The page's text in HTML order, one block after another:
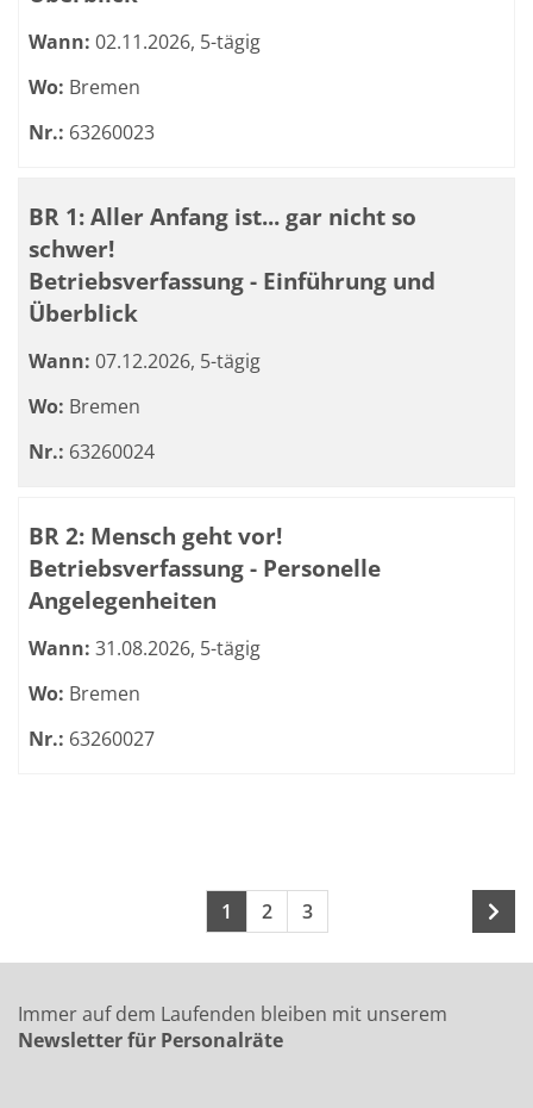
Wann: 02.11.2026, 5-tägig
Wo: Bremen
Nr.: 63260023
BR 1: Aller Anfang ist... gar nicht so
schwer!
Betriebsverfassung - Einführung und
Überblick
Wann: 07.12.2026, 5-tägig
Wo: Bremen
Nr.: 63260024
BR 2: Mensch geht vor!
Betriebsverfassung - Personelle
Angelegenheiten
Wann: 31.08.2026, 5-tägig
Wo: Bremen
Nr.: 63260027
Seiten blättern
1 2 3
Immer auf dem Laufenden bleiben mit unserem
Newsletter für Personalräte